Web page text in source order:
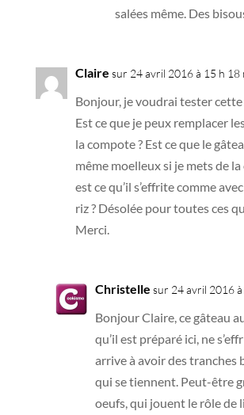
salées même. Des
Claire sur 24 avril 2016 à 15 h 18
Bonjour, je voudrai tester
Est ce que je peux remplacer
la compote ? Est ce que le
même moelleux si je mets de
est ce qu’il s’effrite comme
riz ? Désolée pour toutes ces
Merci.
Christelle sur 24 avril 2016
Bonjour Claire, ce gâteau
qu’il est préparé ici, ne
arrive à avoir des tranches
qui se tiennent. Peut-être
oeufs, qui jouent le rôle de